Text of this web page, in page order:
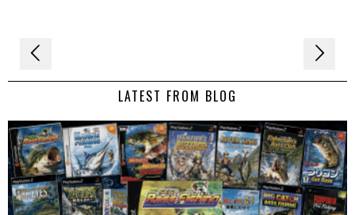
Navigation
de LATEST FROM BLOG